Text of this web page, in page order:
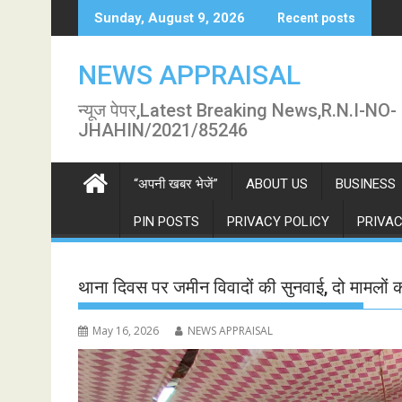
to
Sunday, August 9, 2026 Recent posts
NEWS APPRAISAL
न्यूज पेपर,Latest Breaking News,R.N.I-NO-
JHAHIN/2021/85246
“अपनी खबर भेजें” ABOUT US BUSINESS
PIN POSTS PRIVACY POLICY
थाना दिवस पर जमीन विवादों की सुनवाई, दो मामलों
May 16, 2026 NEWS APPRAISAL